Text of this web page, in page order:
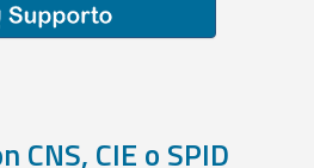
CNS, CIE o SPID